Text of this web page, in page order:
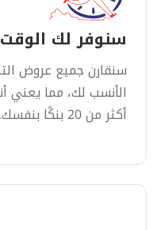
سنوفر لك الوقت
سنقارن جميع عروض
الأنسب لك، مما
أكثر من 20 بنكًا بنفسك.